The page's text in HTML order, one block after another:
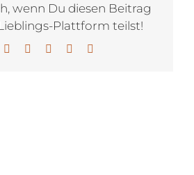
wenn Du diesen Beitrag
Plattform teilst!
LinkedInWhatsApp
Pinterest